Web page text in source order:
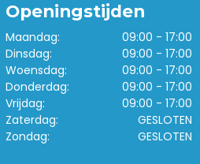
Openingstijden
Maandag:
09:00 - 17:00
Dinsdag:
09:00 - 17:00
Woensdag:
09:00 - 17:00
Donderdag:
09:00 - 17:00
Vrijdag:
09:00 - 17:00
Zaterdag:
GESLOTEN
Zondag:
GESLOTEN